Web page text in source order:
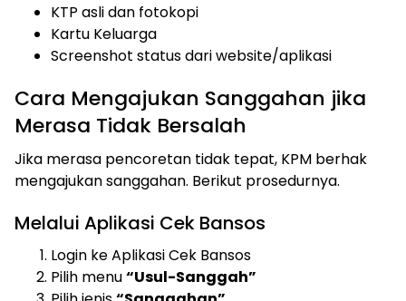
KTP asli dan fotokopi
Kartu Keluarga
Screenshot status dari website/aplikasi
Cara Mengajukan Sanggahan jika
Merasa Tidak Bersalah
Jika merasa pencoretan tidak tepat, KPM berhak
mengajukan sanggahan. Berikut prosedurnya.
Melalui Aplikasi Cek Bansos
Login ke Aplikasi Cek Bansos
Pilih menu“Usul-Sanggah”